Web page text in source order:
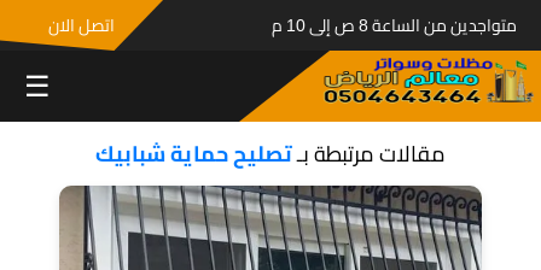
متواجدين من الساعة 8 ص إلى 10 م اتصل الان
☰
مقالات مرتبطة بـتصليح حماية شبابيك